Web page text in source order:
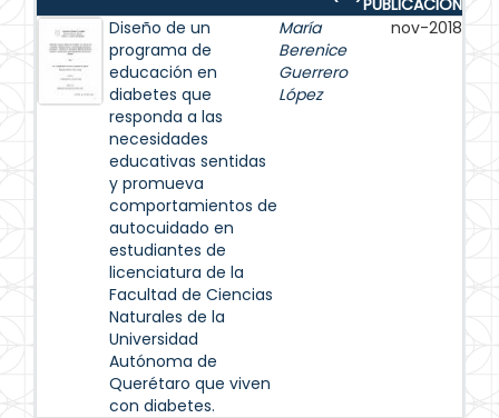
PUBLICACIÓN
Diseño de un
programa de
educación en
diabetes que
responda a las
necesidades
educativas sentidas
y promueva
comportamientos de
autocuidado en
estudiantes de
licenciatura de la
Facultad de Ciencias
Naturales de la
Universidad
Autónoma de
Querétaro que viven
con diabetes.
María
Berenice
Guerrero
López
nov-2018